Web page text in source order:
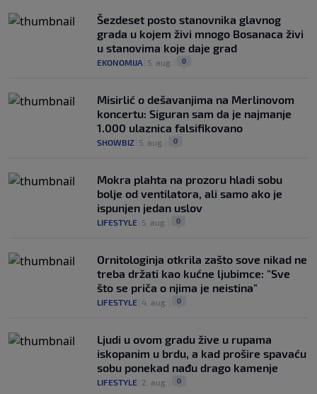
Šezdeset posto stanovnika glavnog
grada u kojem živi mnogo Bosanaca živi
u stanovima koje daje grad
EKONOMIJA 5. aug. 0
Misirlić o dešavanjima na Merlinovom
koncertu: Siguran sam da je najmanje
1.000 ulaznica falsifikovano
SHOWBIZ 5. aug. 0
Mokra plahta na prozoru hladi sobu
bolje od ventilatora, ali samo ako je
ispunjen jedan uslov
LIFESTYLE 5. aug. 0
Ornitologinja otkrila zašto sove nikad ne
treba držati kao kućne ljubimce: "Sve
što se priča o njima je neistina"
LIFESTYLE 4. aug. 0
Ljudi u ovom gradu žive u rupama
iskopanim u brdu, a kad prošire spavaću
sobu ponekad nađu drago kamenje
LIFESTYLE 2. aug. 0